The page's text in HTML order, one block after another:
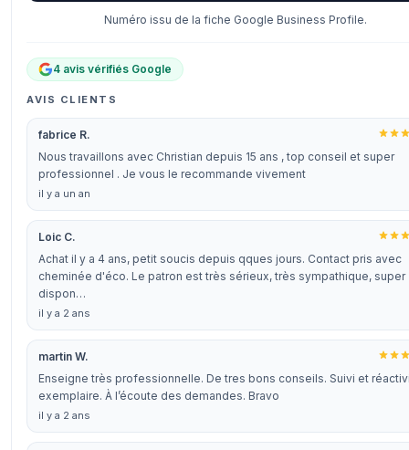
Numéro issu de la fiche Google Business Profile.
4 avis vérifiés Google
AVIS CLIENTS
fabrice R.
Nous travaillons avec Christian depuis 15 ans , top conseil et super
professionnel . Je vous le recommande vivement
il y a un an
Loic C.
Achat il y a 4 ans, petit soucis depuis qques jours. Contact pris avec
cheminée d'éco. Le patron est très sérieux, très sympathique, super
dispon…
il y a 2 ans
martin W.
Enseigne très professionnelle. De tres bons conseils. Suivi et
exemplaire. À l’écoute des demandes. Bravo
il y a 2 ans